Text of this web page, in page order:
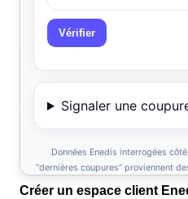
Créer un espace client